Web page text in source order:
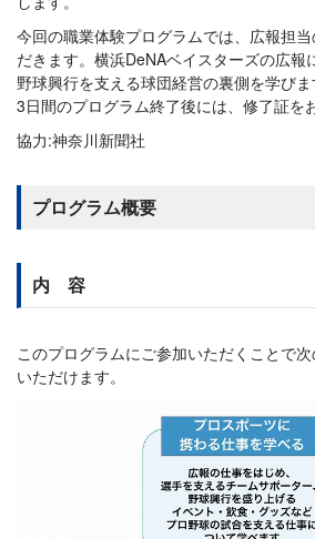
今回の職業体験プログラムでは、広報担
だきます。横浜DeNAベイスターズの広報
野球興行を支える球団経営の裏側を学びま
3日間のプログラム終了後には、修了証を
協力:神奈川新聞社
プログラム概要
内 容
このプログラムにご参加いただくことで
いただけます。